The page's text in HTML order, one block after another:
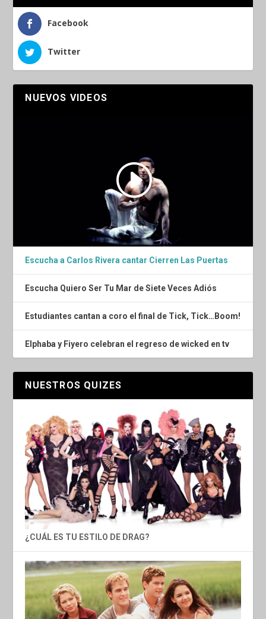
Facebook
Twitter
NUEVOS VIDEOS
Escucha a Carlos Rivera cantar Cierren Las Puertas
Escucha Quiero Ser Tu Mar de Siete Veces Adiós
Estudiantes cantan a coro el final de Tick, Tick…Boom!
Elphaba y Fiyero celebran el regreso de wicked en tv
NUESTROS QUIZES
¿CUÁL ES TU ESTILO DE DRAG?